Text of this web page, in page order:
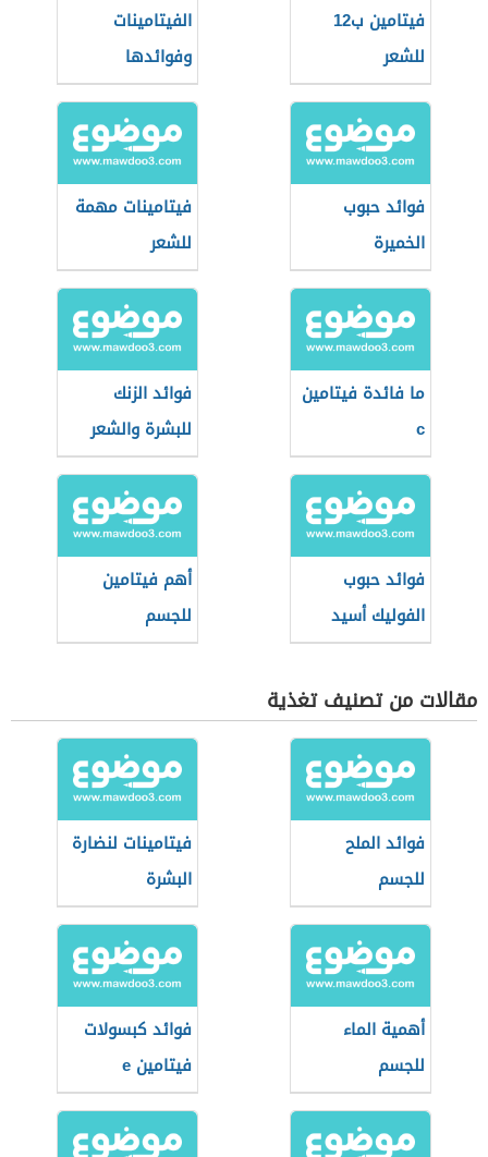
فيتامين ب12
للشعر
الفيتامينات
وفوائدها
فوائد حبوب
الخميرة
فيتامينات مهمة
للشعر
ما فائدة فيتامين
c
فوائد الزنك
للبشرة والشعر
فوائد حبوب
الفوليك أسيد
أهم فيتامين
للجسم
مقالات من تصنيف تغذية
فوائد الملح
للجسم
فيتامينات لنضارة
البشرة
أهمية الماء
للجسم
فوائد كبسولات
فيتامين e